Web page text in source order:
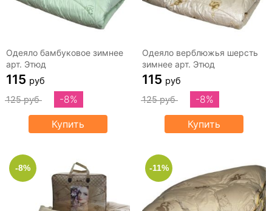
Одеяло бамбуковое зимнее
арт. Этюд
115 руб
125 руб
-8%
Купить
Одеяло верблюжья шерсть
зимнее арт. Этюд
115 руб
125 руб
-8%
Купить
-8% -11%